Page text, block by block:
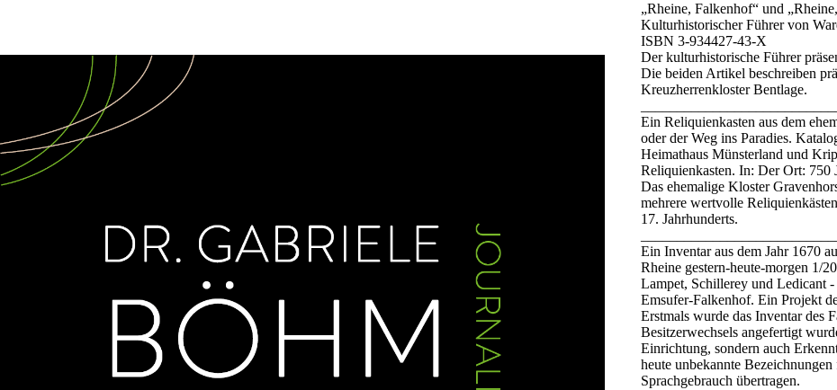
„Rheine, Falkenhof“ und
Kulturhistorischer Führer von
ISBN 3-934427-43-X
Der kulturhistorische Führer
Die beiden Artikel beschreiben
Kreuzherrenkloster Bentlage.
Ein Reliquienkasten aus dem
oder der Weg ins Paradies.
Heimathaus Münsterland und
Reliquienkasten. In: Der Ort: 750
Das ehemalige Kloster
mehrere wertvolle
17. Jahrhunderts.
Ein Inventar aus dem Jahr 1670
Rheine gestern-heute-morgen 1/
Lampet, Schillerey und Ledicant
Emsufer-Falkenhof. Ein Projekt
Erstmals wurde das Inventar des
Besitzerwechsels angefertigt
Einrichtung, sondern auch
heute unbekannte
Sprachgebrauch übertragen.